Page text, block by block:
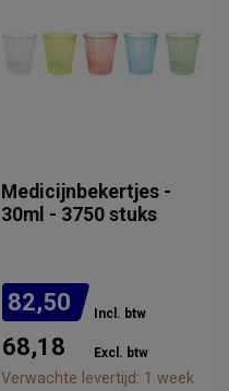
Medicijnbekertjes -
30ml - 3750 stuks
82,50 Incl. btw
68,18 Excl. btw
Verwachte levertijd: 1 week